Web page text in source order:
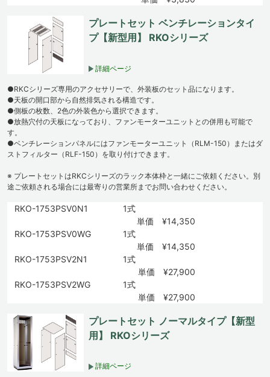
プレートセット ベンチレーションタイ
プ【新型用】 RKOシリーズ
詳細ページ
●RKCシリーズ専用のアクセサリーで、外装板のセット品になります。
●天板の開口部から自然排気される構造です。
●側板の枚数、2色の外装色から選択できます。
●放熱穴付の天板になっており、ファンモーターユニットとの併用も可能で
す。
●ベンチレーションパネルにはファンモーターユニット（RLM-150）またはダ
ストフィルター（RLF-150）を取り付けできます。
※ プレートセットはRKCシリーズのラック本体枠と一緒にご依頼ください。別
途ご依頼される場合には最寄りの営業所までお問い合わせください。
RKO-1753PSV0N1
1式
単価 ¥14,350
RKO-1753PSV0WG
1式
単価 ¥14,350
RKO-1753PSV2N1
1式
単価 ¥27,900
RKO-1753PSV2WG
1式
単価 ¥27,900
プレートセット ノーマルタイプ【新型
用】 RKOシリーズ
詳細ページ